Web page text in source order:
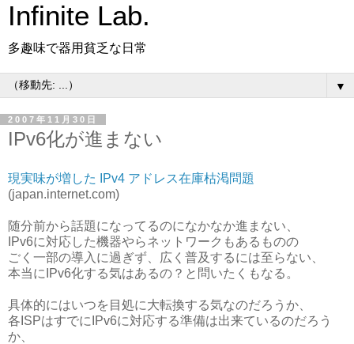
Infinite Lab.
多趣味で器用貧乏な日常
▼
2007年11月30日
IPv6化が進まない
現実味が増した IPv4 アドレス在庫枯渇問題
(japan.internet.com)
随分前から話題になってるのになかなか進まない、
IPv6に対応した機器やらネットワークもあるものの
ごく一部の導入に過ぎず、広く普及するには至らない、
本当にIPv6化する気はあるの？と問いたくもなる。
具体的にはいつを目処に大転換する気なのだろうか、
各ISPはすでにIPv6に対応する準備は出来ているのだろう
か、